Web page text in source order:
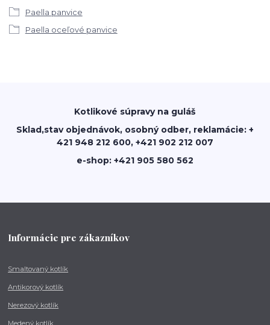
Paella panvice
Paella oceľové panvice
Kotlikové súpravy na guláš
Sklad,stav objednávok, osobný odber, reklamácie: +
421 948 212 600, +421 902 212 007
e-shop: +421 905 580 562
Informácie pre zákazníkov
Smaltovaný kotlík
Antikorový kotlík
Nerezový kotlík
Medený kotlík